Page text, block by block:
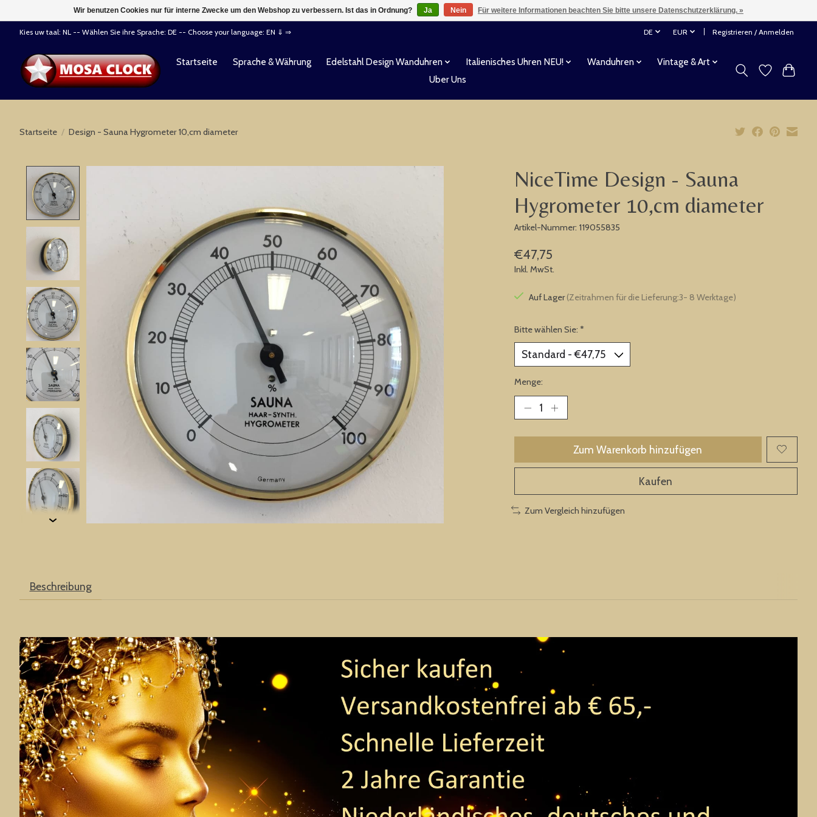
Kies uw taal: NL -- Wählen Sie ihre Sprache: DE -- Choose your language: EN ⇓ ⇒ DE EUR Registrieren / Anmelden
Startseite Sprache & Währung Edelstahl Design Wanduhren Italienisches Uhren NEU! Wanduhren
Vintage & Art
Uber Uns
Startseite / Design - Sauna Hygrometer 10,cm diameter
NiceTime Design - Sauna
Hygrometer 10,cm diameter
Artikel-Nummer: 119055835
€47,75
Inkl. MwSt.
Auf Lager(Zeitrahmen für die Lieferung:3- 8 Werktage)
Bitte wählen Sie: *
Menge:
Zum Warenkorb hinzufügen
Kaufen
Zum Vergleich hinzufügen
Beschreibung
Wir benutzen Cookies nur für interne Zwecke um den Webshop zu verbessern. Ist das in Ordnung? Ja Nein Für weitere Informationen beachten Sie bitte unsere Datenschutzerklärung. »